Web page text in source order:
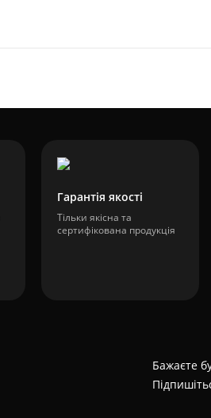
Гарантія якості
Тільки якісна та
сертифікована продукція
Бажаєте